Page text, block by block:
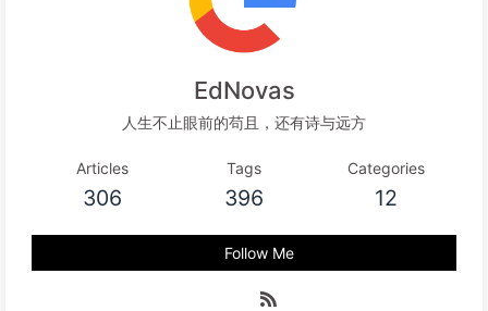
EdNovas
人生不止眼前的苟且，还有诗与远方
Articles
306
Tags
396
Categories
12
Follow Me